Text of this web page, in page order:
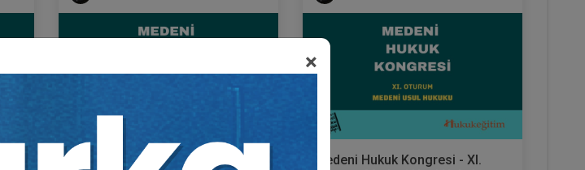
×
Medeni Hukuk Kongresi - X.
Medeni Hukuk Kongresi - XI.